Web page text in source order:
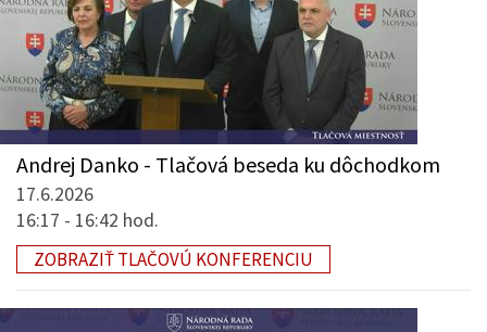
Andrej Danko - Tlačová beseda ku dôchodkom
17.6.2026
16:17 - 16:42 hod.
ZOBRAZIŤ TLAČOVÚ KONFERENCIU